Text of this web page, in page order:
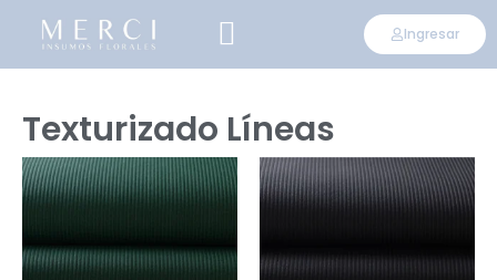
Ingresar
Texturizado Líneas